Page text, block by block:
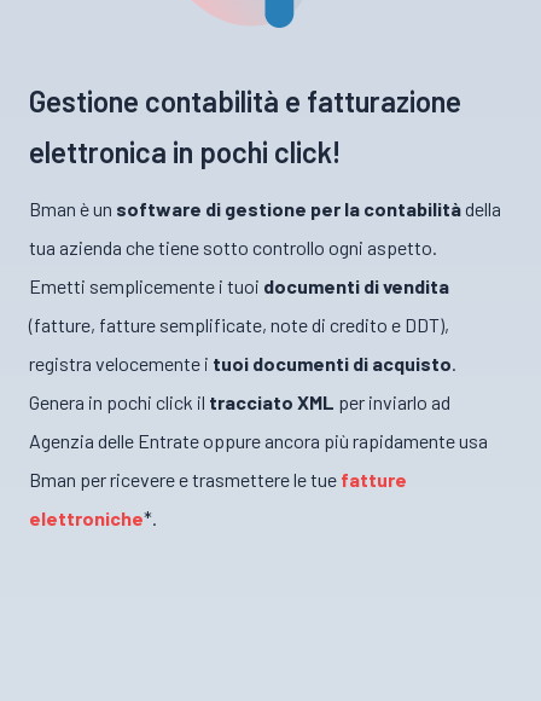
Gestione contabilità e fatturazione
elettronica in pochi click!
Bman è un software di gestione per la contabilitàdella
tua azienda che tiene sotto controllo ogni aspetto.
Emetti semplicemente i tuoi documenti di vendita
(fatture, fatture semplificate, note di credito e DDT),
registra velocemente i tuoi documenti di acquisto.
Genera in pochi click il tracciato XML per inviarlo ad
Agenzia delle Entrate oppure ancora più rapidamente usa
Bman per ricevere e trasmettere le tue fatture
elettroniche*.